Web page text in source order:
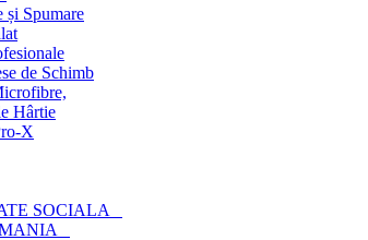
și Spumare
de Schimb
Hârtie
X
SOCIALA